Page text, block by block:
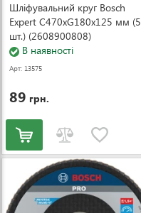
Шліфувальний круг Bosch
Expert C470xG180x125 мм (5
шт.) (2608900808)
В наявності
Арт: 13575
89 грн.